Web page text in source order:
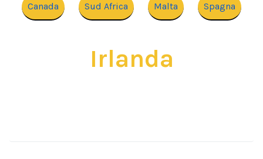
Canada Sud Africa Malta Spagna
Irlanda